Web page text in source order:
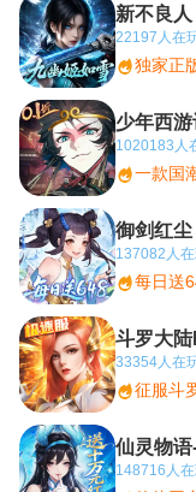
新不良人
22197人在
独家正
少年西
1020183人
一款国
御剑红尘
137082人
每日送
斗罗大
33354人在
征服斗
仙灵物语
148716人